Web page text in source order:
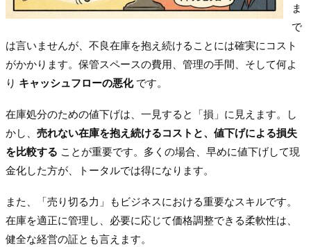
ま
で
は言いませんが、不良在庫を抱え続けることには確実にコスト
がかかります。保管スペースの費用、管理の手間、そして何よ
り キャッシュフローの悪化です。
在庫処分のための値下げは、一見すると「損」に見えます。し
かし、 売れない在庫を抱え続けるコストと、値下げによる損失
を比較する ことが重要です。多くの場合、早めに値下げして現
金化した方が、トータルでは得になります。
また、「売り切る力」もビジネスにおける重要なスキルです。
在庫を適正に管理し、必要に応じて価格調整できる柔軟性は、
健全な経営の証とも言えます。